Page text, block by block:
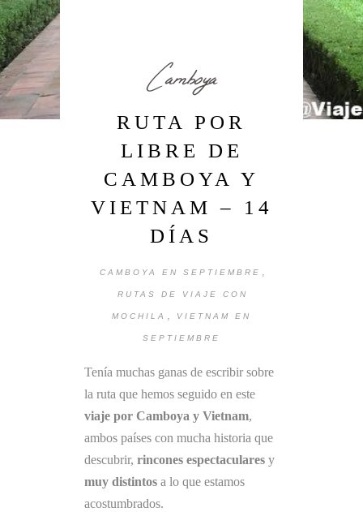
Camboya
RUTA POR
LIBRE DE
CAMBOYA Y
VIETNAM – 14
DÍAS
CAMBOYA EN SEPTIEMBRE ,
RUTAS DE VIAJE CON
MOCHILA , VIETNAM EN
SEPTIEMBRE
Tenía muchas ganas de escribir sobre
la ruta que hemos seguido en este
viaje por Camboya y Vietnam,
ambos países con mucha historia que
descubrir, rincones espectaculares y
muy distintos a lo que estamos
acostumbrados.